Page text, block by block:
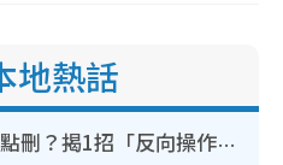
地熱話
WhatsApp預設貼圖點刪？揭1招「反向操作」還原簡潔介面 附3步實測教學